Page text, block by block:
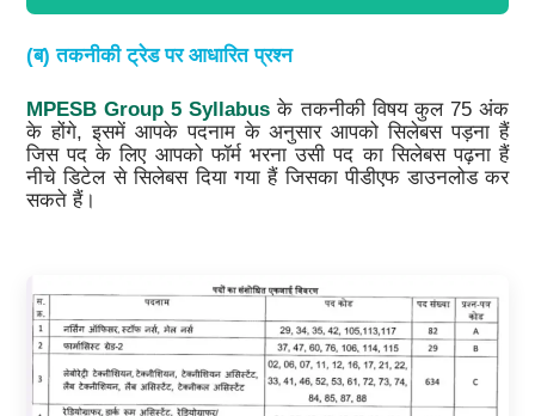
(ब) तकनीकी ट्रेड पर आधारित प्रश्न
MPESB Group 5 Syllabus के तकनीकी विषय कुल 75 अंक
के होंगे, इसमें आपके पदनाम के अनुसार आपको सिलेबस पड़ना हैं
जिस पद के लिए आपको फॉर्म भरना उसी पद का सिलेबस पढ़ना हैं
नीचे डिटेल से सिलेबस दिया गया हैं जिसका पीडीएफ डाउनलोड कर
सकते हैं।